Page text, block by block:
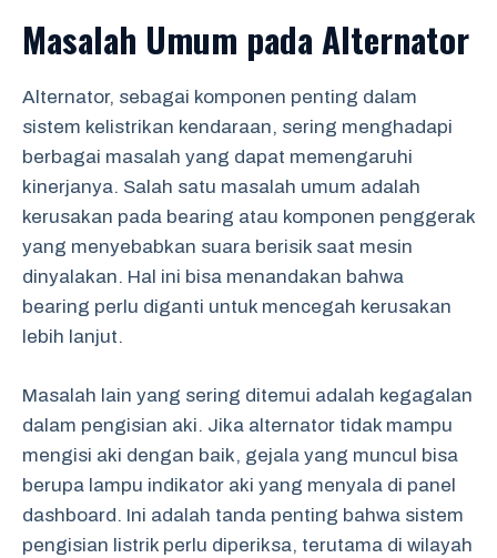
Masalah Umum pada Alternator
Alternator, sebagai komponen penting dalam
sistem kelistrikan kendaraan, sering menghadapi
berbagai masalah yang dapat memengaruhi
kinerjanya. Salah satu masalah umum adalah
kerusakan pada bearing atau komponen penggerak
yang menyebabkan suara berisik saat mesin
dinyalakan. Hal ini bisa menandakan bahwa
bearing perlu diganti untuk mencegah kerusakan
lebih lanjut.
Masalah lain yang sering ditemui adalah kegagalan
dalam pengisian aki. Jika alternator tidak mampu
mengisi aki dengan baik, gejala yang muncul bisa
berupa lampu indikator aki yang menyala di panel
dashboard. Ini adalah tanda penting bahwa sistem
pengisian listrik perlu diperiksa, terutama di wilayah